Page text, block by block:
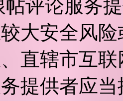
帖评论服务
大安全风
直辖市互
提供者应